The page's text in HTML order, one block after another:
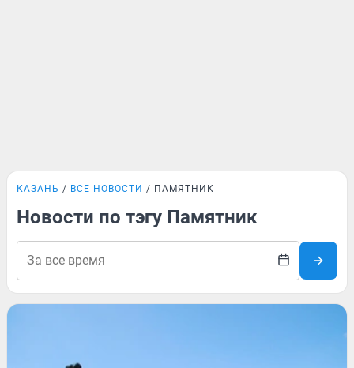
КАЗАНЬ ВСЕ НОВОСТИ ПАМЯТНИК
Новости по тэгу Памятник